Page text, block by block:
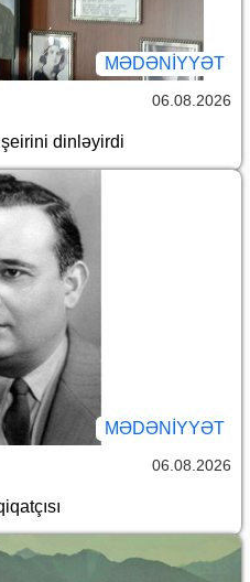
MƏDƏNIYYƏT
06.08.2026
dinləyirdi
MƏDƏNIYYƏT
06.08.2026